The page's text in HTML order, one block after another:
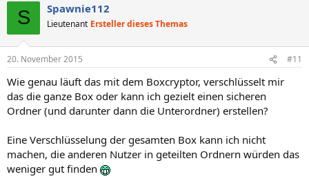
S Spawnie112
Lieutenant Ersteller dieses Themas
20. November 2015 #11
Wie genau läuft das mit dem Boxcryptor, verschlüsselt mir
das die ganze Box oder kann ich gezielt einen sicheren
Ordner (und darunter dann die Unterordner) erstellen?
Eine Verschlüsselung der gesamten Box kann ich nicht
machen, die anderen Nutzer in geteilten Ordnern würden das
weniger gut finden